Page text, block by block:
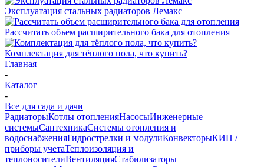
Эксплуатация стальных радиаторов Лемакс
Рассчитать объем расширительного бака для отопления
Комплектация для тёплого пола, что купить?
Главная
-
Каталог
-
Все для сада и дачи
РадиаторыКотлы отопленияНасосыИнженерные
системыСантехникаСистемы отопления и
водоснабженияГидрострелки и модулиКонвекторыКИП /
приборы учетаТеплоизоляция и
теплоносителиВентиляцияСтабилизаторы